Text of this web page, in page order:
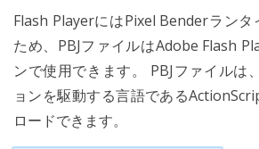
Flash PlayerにはPixel Benderランタ
ため、PBJファイルはAdobe Flash
ンで使用できます。 PBJファイルは
ョンを駆動する言語である
ロードできます。